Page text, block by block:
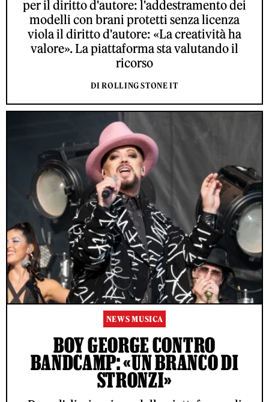
per il diritto d'autore: l'addestramento dei
modelli con brani protetti senza licenza
viola il diritto d'autore: «La creatività ha
valore». La piattaforma sta valutando il
ricorso
DI ROLLING STONE IT
NEWS MUSICA
BOY GEORGE CONTRO
BANDCAMP: «UN BRANCO DI
STRONZI»